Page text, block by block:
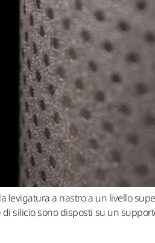
levigatura a nastro a un livello
silicio sono disposti su un